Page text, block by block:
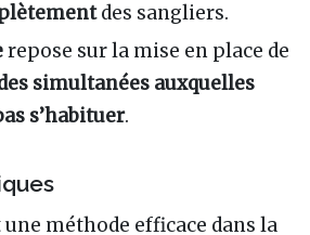
des sangliers.
repose sur la mise en place de
simultanées auxquelles
s’habituer.
une méthode efficace dans la